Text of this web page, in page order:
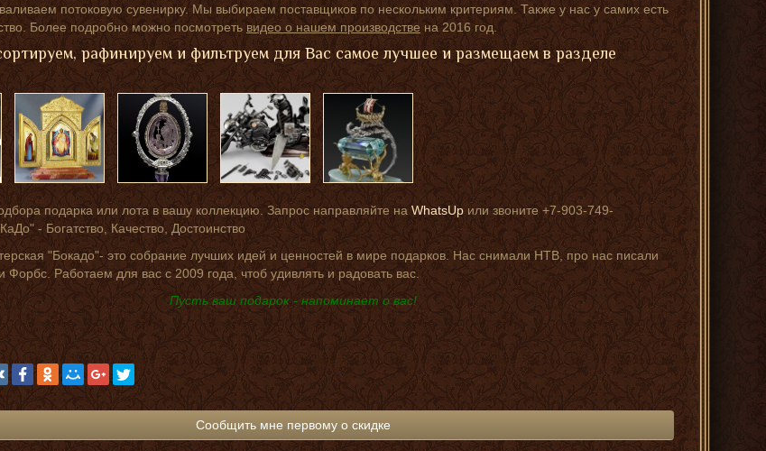
потоковую сувенирку. Мы выбираем поставщиков по нескольким критериям. Также у нас у самих есть
Более подробно можно посмотреть видео о нашем производствена 2016 год.
рафинируем и фильтруем для Вас самое лучшее и размещаем в разделе
подарка или лота в вашу коллекцию. Запрос направляйте на WhatsUp или звоните +7-903-749-
- Богатство, Качество, Достоинство
"Бокадо"- это собрание лучших идей и ценностей в мире подарков. Нас снимали НТВ, про нас писали
Форбс. Работаем для вас с 2009 года, чтоб удивлять и радовать вас.
Пусть ваш подарок - напоминает о вас!
Сообщить мне первому о скидке